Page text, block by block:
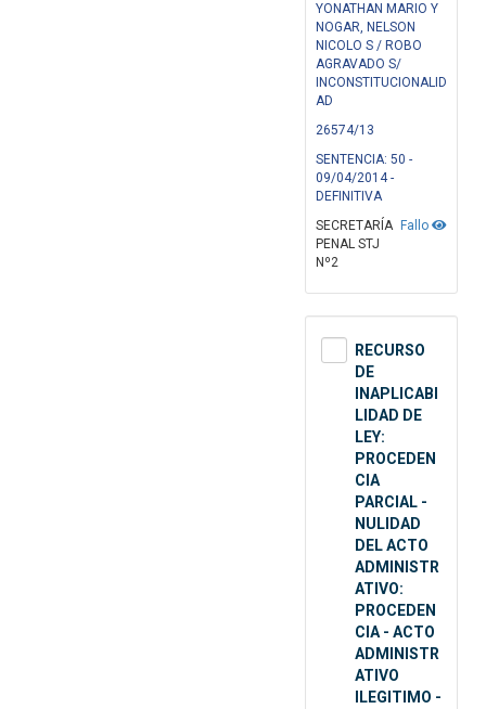
YONATHAN MARIO Y
NOGAR, NELSON
NICOLO S / ROBO
AGRAVADO S/
INCONSTITUCIONALID
AD
26574/13
SENTENCIA: 50 -
09/04/2014 -
DEFINITIVA
Fallo
SECRETARÍA
PENAL STJ
Nº2
RECURSO
DE
INAPLICABI
LIDAD DE
LEY:
PROCEDEN
CIA
PARCIAL -
NULIDAD
DEL ACTO
ADMINISTR
ATIVO:
PROCEDEN
CIA - ACTO
ADMINISTR
ATIVO
ILEGITIMO -